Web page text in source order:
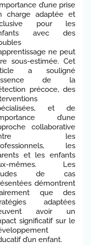
d’une prise
charge adaptée et
pour les
avec des
ne peut
sous-estimée. Cet
a souligné
de la
précoce, des
et de
d’une
collaborative
les
les
et les enfants
mêmes. Les
de cas
démontrent
que des
adaptées
avoir un
significatif sur le
d’un enfant.